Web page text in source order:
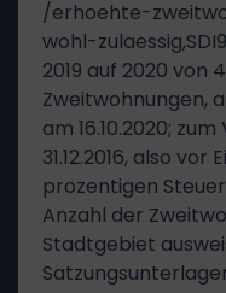
/erhoehte-
wohl-
2019 auf 2020 von
Zweitwohnungen,
am 16.10.2020;
31.12.2016, also
prozentigen
Anzahl der
Stadtgebiet